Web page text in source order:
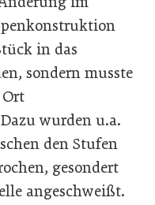
in das
sondern musste
wurden u.a.
den Stufen
gesondert
angeschweißt.